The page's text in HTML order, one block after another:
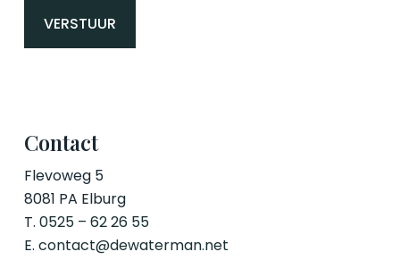
Contact
Flevoweg 5
8081 PA Elburg
T. 0525 – 62 26 55
E. contact@dewaterman.net